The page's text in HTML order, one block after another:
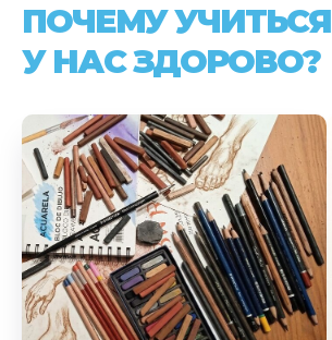
ПОЧЕМУ УЧИТЬСЯ
У НАС ЗДОРОВО?